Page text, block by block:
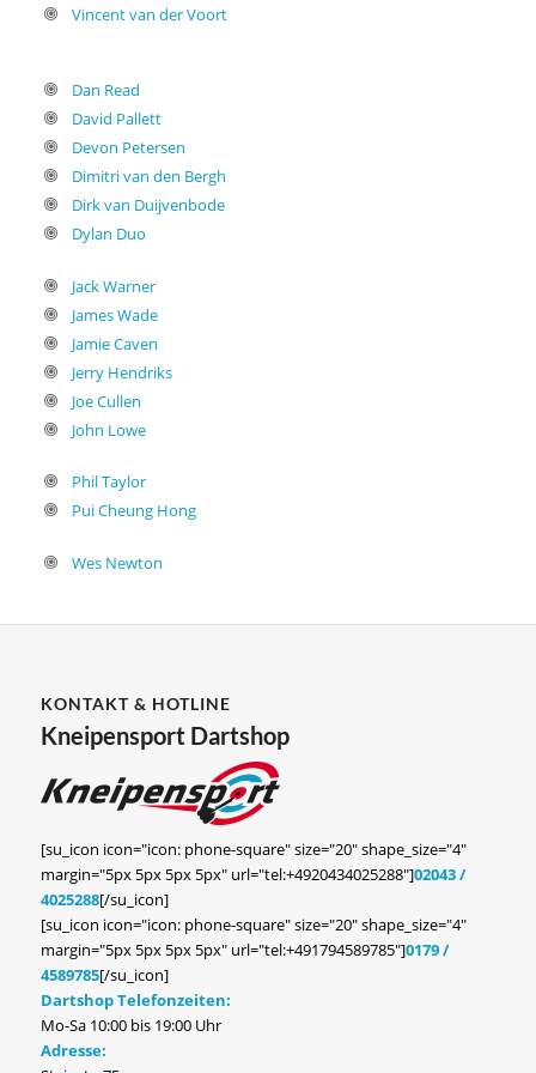
Vincent van der Voort
Dan Read
David Pallett
Devon Petersen
Dimitri van den Bergh
Dirk van Duijvenbode
Dylan Duo
Jack Warner
James Wade
Jamie Caven
Jerry Hendriks
Joe Cullen
John Lowe
Phil Taylor
Pui Cheung Hong
Wes Newton
KONTAKT & HOTLINE
Kneipensport Dartshop
[su_icon icon="icon: phone-square" size="20" shape_size="4"
margin="5px 5px 5px 5px" url="tel:+4920434025288"]02043 /
4025288[/su_icon]
[su_icon icon="icon: phone-square" size="20" shape_size="4"
margin="5px 5px 5px 5px" url="tel:+491794589785"]0179 /
4589785[/su_icon]
Dartshop Telefonzeiten:
Mo-Sa 10:00 bis 19:00 Uhr
Adresse: